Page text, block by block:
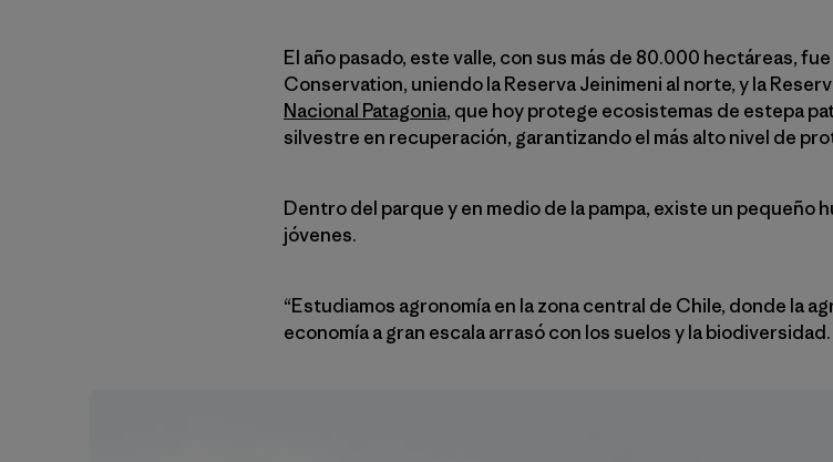
El año pasado, este valle, con sus más de 80.000 hectáreas,
Conservation, uniendo la Reserva Jeinimeni al norte, y la
Nacional Patagonia, que hoy protege ecosistemas de estepa
silvestre en recuperación, garantizando el más alto nivel de
Dentro del parque y en medio de la pampa, existe un
jóvenes.
“Estudiamos agronomía en la zona central de Chile, donde la
economía a gran escala arrasó con los suelos y la biodiversidad.